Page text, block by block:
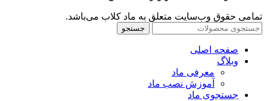
تمامی حقوق وب‌سایت متعلق به ماد کلاب می‌باشد.
جستجو
صفحه اصلی
وبلاگ
معرفی ماد
آموزش نصب ماد
جستجوی ماد